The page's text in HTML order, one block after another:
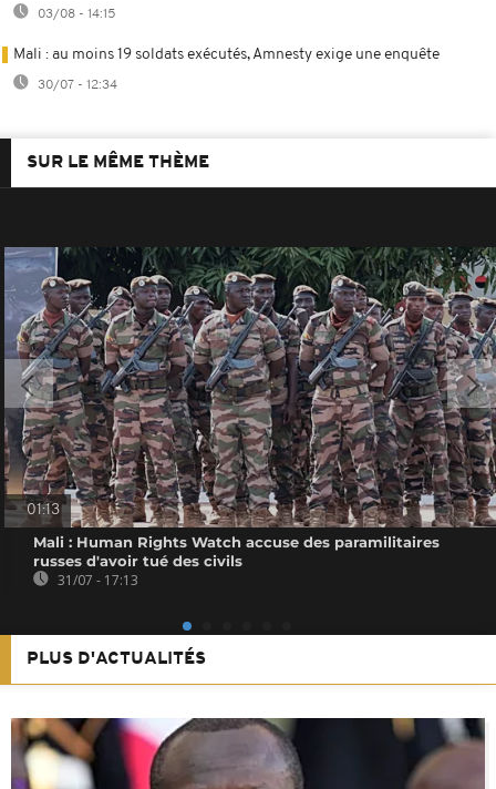
03/08 - 14:15
Mali : au moins 19 soldats exécutés, Amnesty exige une enquête
30/07 - 12:34
SUR LE MÊME THÈME
01:13
Mali : Human Rights Watch accuse des paramilitaires
russes d'avoir tué des civils
31/07 - 17:13
PLUS D'ACTUALITÉS